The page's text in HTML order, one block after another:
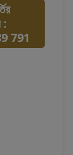
:
791